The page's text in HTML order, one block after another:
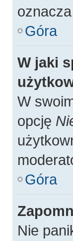
Góra
W jaki
W
opcję
Góra
Nie